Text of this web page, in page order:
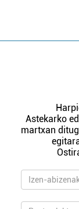
Astekarko
martxan